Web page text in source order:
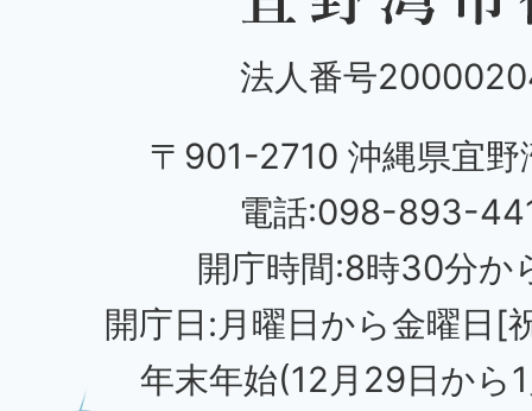
法人番号
〒901-2710 沖縄県宜野
電話:098-893-
開庁時間:8時30分か
開庁日:月曜日から金曜日[
年末年始(12月29日から